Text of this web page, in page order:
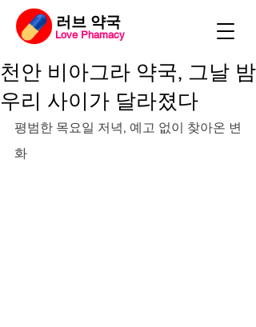
​러브 약국
Love Phamacy
천안 비아그라 약국, 그날 밤
우리 사이가 달라졌다
평범한 목요일 저녁, 예고 없이 찾아온 변
화